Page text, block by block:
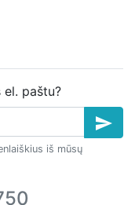
el. paštu?
send
iš mūsų